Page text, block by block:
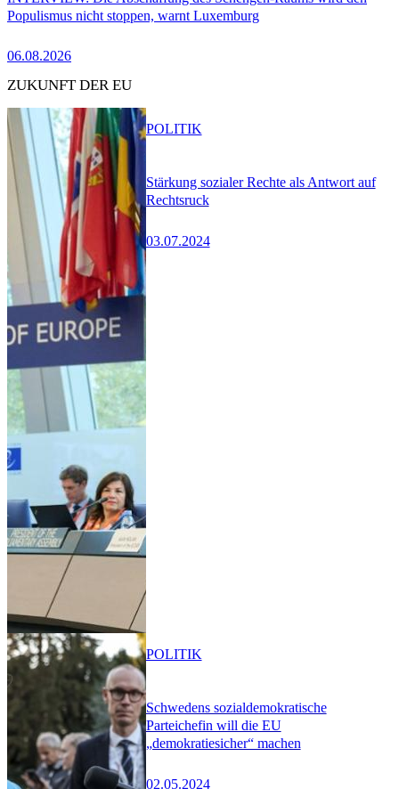
Populismus nicht stoppen, warnt Luxemburg
06.08.2026
ZUKUNFT DER EU
Stärkung sozialer Rechte als Antwort auf
Rechtsruck
03.07.2024
POLITIK
Schwedens sozialdemokratische
Parteichefin will die EU
„demokratiesicher“ machen
02.05.2024
POLITIK